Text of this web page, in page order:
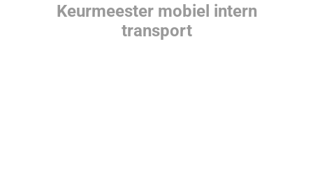
Keurmeester mobiel intern
transport